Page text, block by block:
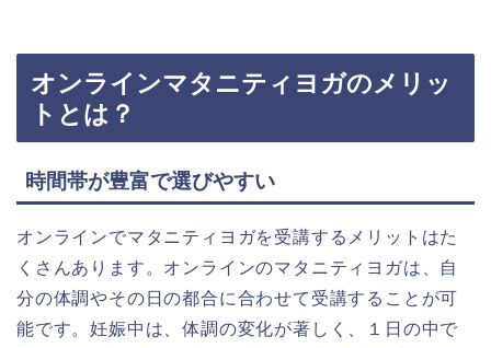
オンラインマタニティヨガのメリッ
トとは？
時間帯が豊富で選びやすい
オンラインでマタニティヨガを受講するメリットはた
くさんあります。オンラインのマタニティヨガは、自
分の体調やその日の都合に合わせて受講することが可
能です。妊娠中は、体調の変化が著しく、１日の中で